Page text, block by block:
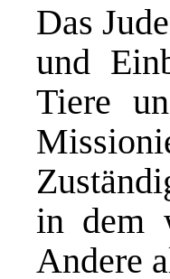
Das
und
Tiere
in dem
Andere